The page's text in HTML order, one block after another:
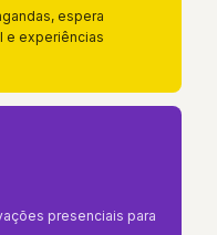
espera
e experiências
presenciais para